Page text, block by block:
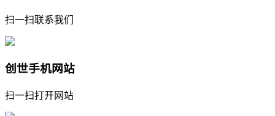
扫一扫联系我们
创世手机网站
扫一扫打开网站